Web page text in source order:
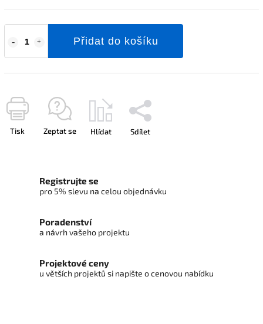
Přidat do košíku
Tisk Zeptat se Hlídat Sdílet
Registrujte se
pro 5% slevu na celou objednávku
Poradenství
a návrh vašeho projektu
Projektové ceny
u větších projektů si napište o cenovou nabídku